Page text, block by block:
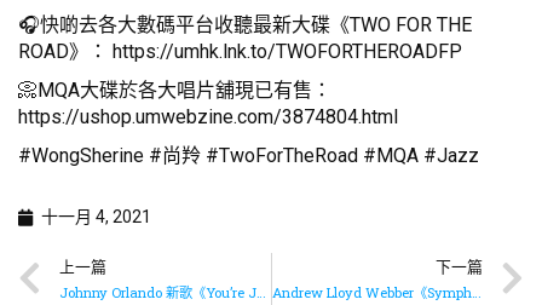
🎧快啲去各大數碼平台收聽最新大碟《TWO FOR THE
ROAD》： https://umhk.lnk.to/TWOFORTHEROADFP
📀MQA大碟於各大唱片舖現已有售：
https://ushop.umwebzine.com/3874804.html
#WongSherine #尚羚 #TwoForTheRoad #MQA #Jazz
十一月 4, 2021
上一篇
Johnny Orlando 新歌《You’re Just Drunk》已經上架
下一篇
Andrew Lloyd Webber《Symphonic Suites》足本演出重溫